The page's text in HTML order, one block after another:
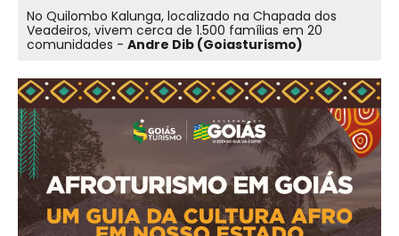
No Quilombo Kalunga, localizado na Chapada dos
Veadeiros, vivem cerca de 1.500 famílias em 20
comunidades - Andre Dib (Goiasturismo)